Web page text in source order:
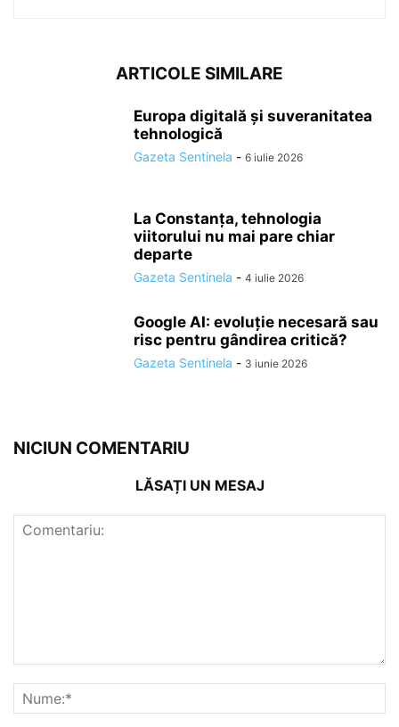
ARTICOLE SIMILARE
Europa digitală și suveranitatea
tehnologică
Gazeta Sentinela - 6 iulie 2026
La Constanța, tehnologia
viitorului nu mai pare chiar
departe
Gazeta Sentinela - 4 iulie 2026
Google AI: evoluție necesară sau
risc pentru gândirea critică?
Gazeta Sentinela - 3 iunie 2026
NICIUN COMENTARIU
LĂSAȚI UN MESAJ